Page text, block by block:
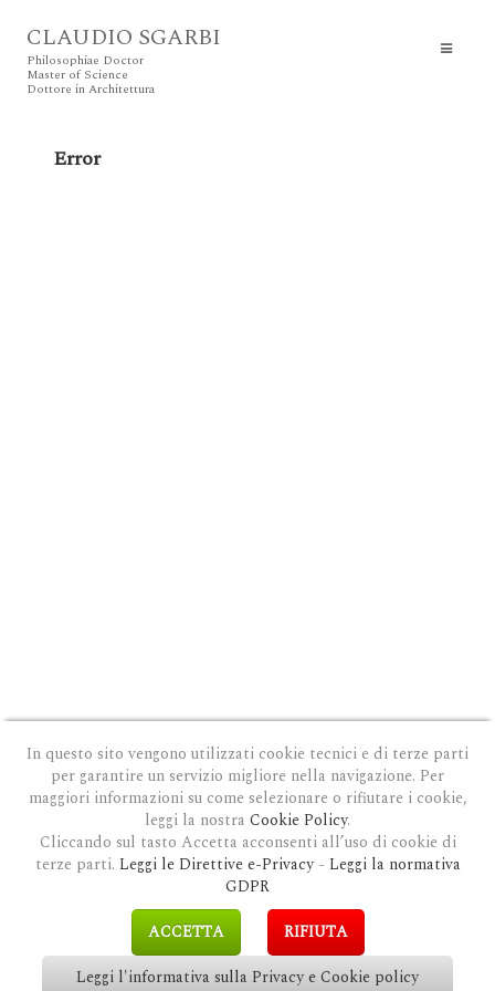
CLAUDIO SGARBI
Philosophiae Doctor
Master of Science
Dottore in Architettura
Error
PRIVACY E COOKIE POLICY | COOKIE POLICY|CONDIZIONI GENERALI D'USO|GDPR
| GDPR RICHIESTA CANCELLAZIONE
COPYRIGHT © 2018 CLAUDIOSGARBI.COM - TUTTI I DIRITTI RISERVATI.
SITE BYGUALDI PROMOTION&LP-STUDIO
In questo sito vengono utilizzati cookie tecnici e di terze parti
per garantire un servizio migliore nella navigazione. Per
maggiori informazioni su come selezionare o rifiutare i cookie,
leggi la nostra Cookie Policy.
Cliccando sul tasto Accetta acconsenti all’uso di cookie di
terze parti. Leggi le Direttive e-Privacy- Leggi la normativa
GDPR
ACCETTA
RIFIUTA
Leggi l'informativa sulla Privacy e Cookie policy